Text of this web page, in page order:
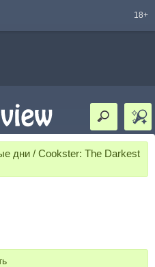
18+
дни / Cookster: The Darkest